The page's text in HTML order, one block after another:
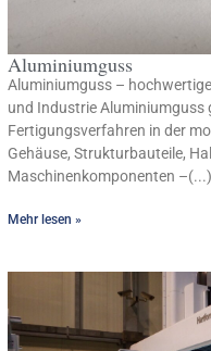
Aluminiumguss
Aluminiumguss –
und Industrie Aluminiumguss
Fertigungsverfahren in der
Gehäuse, Strukturbauteile,
Maschinenkomponenten –(...)
Mehr lesen »